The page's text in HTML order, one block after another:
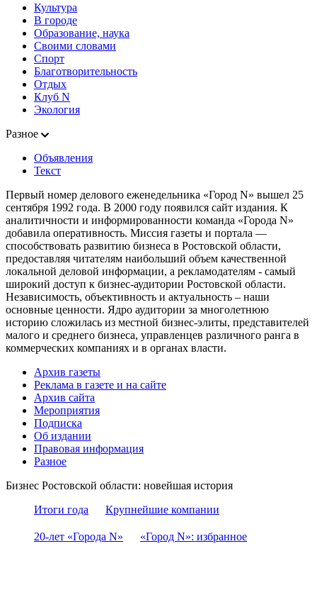
Культура
В городе
Образование, наука
Своими словами
Спорт
Благотворительность
Отдых
Клуб N
Экология
Разное
Объявления
Текст
Первый номер делового еженедельника «Город N» вышел 25
сентября 1992 года. В 2000 году появился сайт издания. К
аналитичности и информированности команда «Города N»
добавила оперативность. Миссия газеты и портала —
способствовать развитию бизнеса в Ростовской области,
предоставляя читателям наибольший объем качественной
локальной деловой информации, а рекламодателям - самый
широкий доступ к бизнес-аудитории Ростовской области.
Независимость, объективность и актуальность – наши
основные ценности. Ядро аудитории за многолетнюю
историю сложилась из местной бизнес-элиты, представителей
малого и среднего бизнеса, управленцев различного ранга в
коммерческих компаниях и в органах власти.
Архив газеты
Реклама в газете и на сайте
Архив сайта
Мероприятия
Подписка
Об издании
Правовая информация
Разное
Бизнес Ростовской области: новейшая история
Итоги года
Крупнейшие компании
20-лет «Города N» «Город N»: избранное